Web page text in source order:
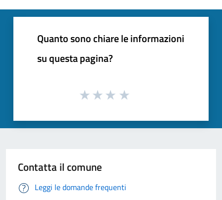
Quanto sono chiare le informazioni
su questa pagina?
Contatta il comune
Leggi le domande frequenti